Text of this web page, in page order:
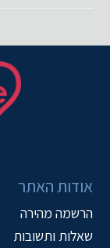
אודות האתר
הרשמה מהירה
שאלות ותשובות